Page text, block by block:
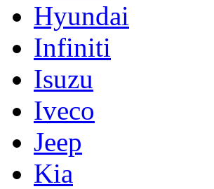
Hyundai
Infiniti
Isuzu
Iveco
Jeep
Kia